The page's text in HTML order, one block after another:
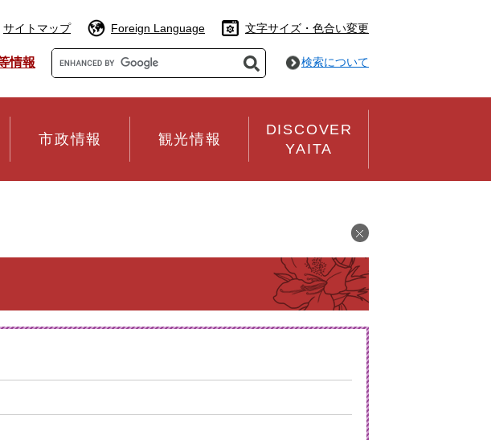
サイトマップ Foreign Language 文字サイズ・色合い変更
情報
Google
カ
ス
タ
索
検索について
市政情報 観光情報
DISCOVER
YAITA